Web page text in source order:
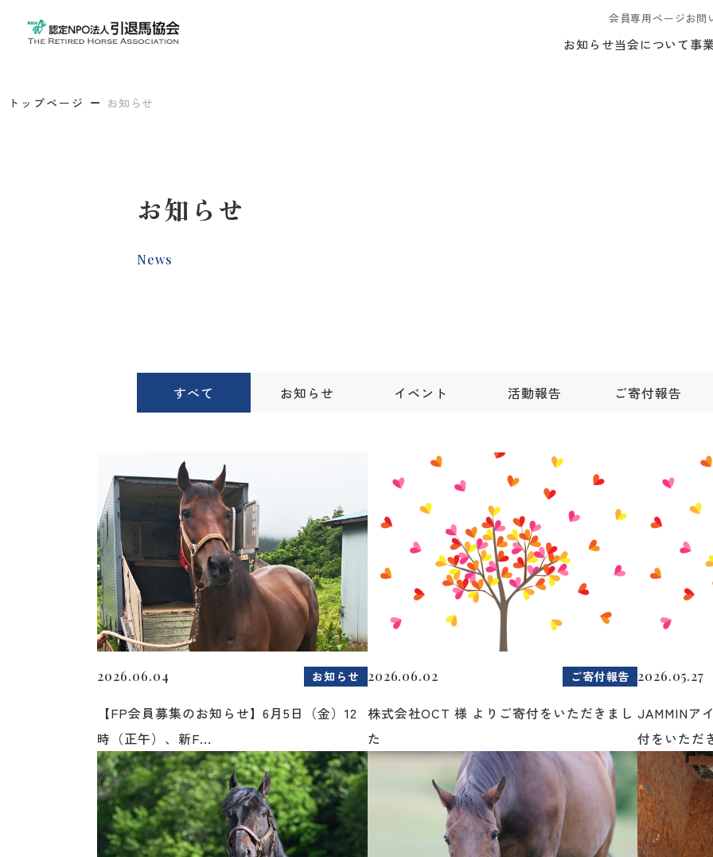
会員専用ページお問
お知らせ当会について事
トップページ お知らせ
お知らせ
News
すべて お知らせ イベント 活動報告 ご寄付報告
2026.06.04 お知らせ
【FP会員募集のお知らせ】6月5日（金）12
時（正午）、新F...
2026.06.02 ご寄付報告
株式会社OCT 様 よりご寄付をいただきまし
た
2026.05.27
JAMMINア
付をいただ